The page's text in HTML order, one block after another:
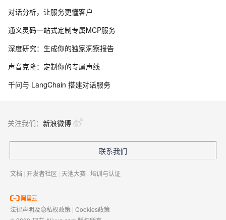
对话分析，让服务更懂客户
通义灵码一站式定制专属MCP服务
深度研究：生成你的独家洞察报告
声音克隆：定制你的专属声线
千问与 LangChain 搭建对话服务
关注我们： 新浪微博
联系我们
文档 | 开发者社区 | 天池大赛 | 培训与认证
法律声明及隐私权政策 | Cookies政策